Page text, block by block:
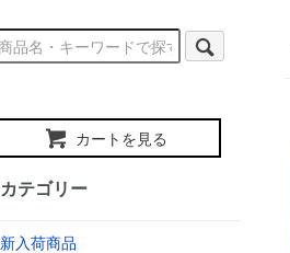
カートを見る
カテゴリー
新入荷商品